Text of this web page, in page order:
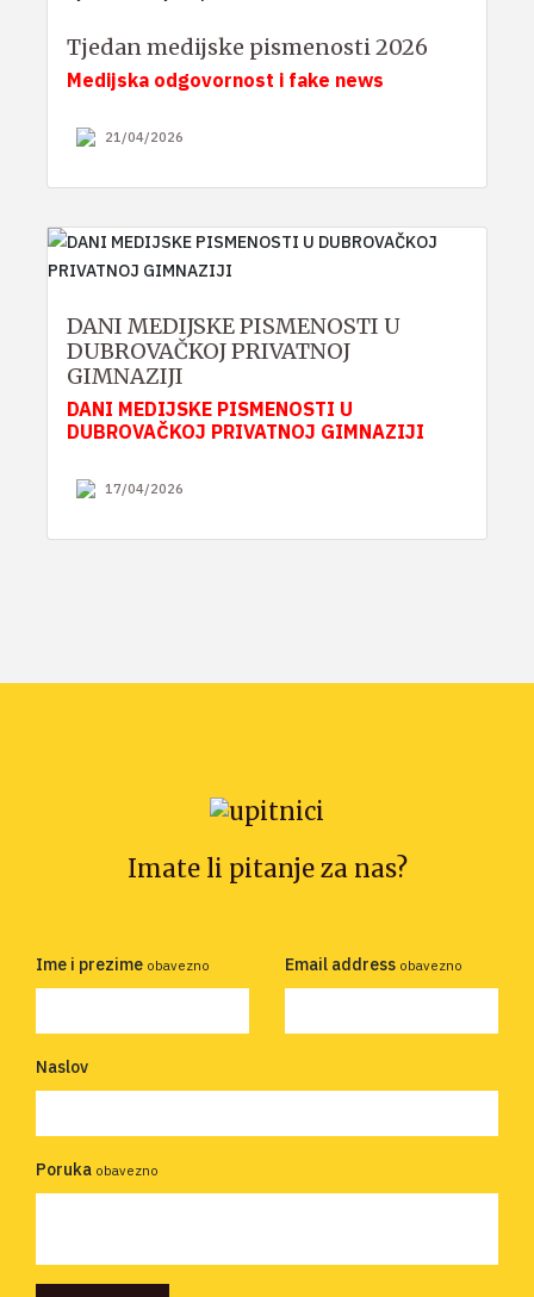
Tjedan medijske pismenosti 2026
Medijska odgovornost i fake news
21/04/2026
DANI MEDIJSKE PISMENOSTI U
DUBROVAČKOJ PRIVATNOJ
GIMNAZIJI
DANI MEDIJSKE PISMENOSTI U
DUBROVAČKOJ PRIVATNOJ GIMNAZIJI
17/04/2026
Imate li pitanje za nas?
Ime i prezime obavezno Email address obavezno
Naslov
Poruka obavezno